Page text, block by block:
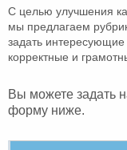
С целью улучшения
мы предлагаем
задать
корректные и
Вы можете задать
форму ниже.